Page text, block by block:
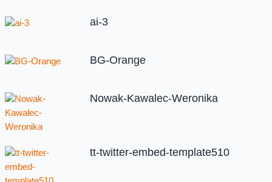
ai-3
BG-Orange
Nowak-Kawalec-Weronika
tt-twitter-embed-template510